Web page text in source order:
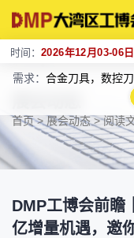
时间： 2026年12月03-06日
需求： 合金刀具，数控
首页> 展会动态> 阅读
DMP工博会前瞻
亿增量机遇，邀